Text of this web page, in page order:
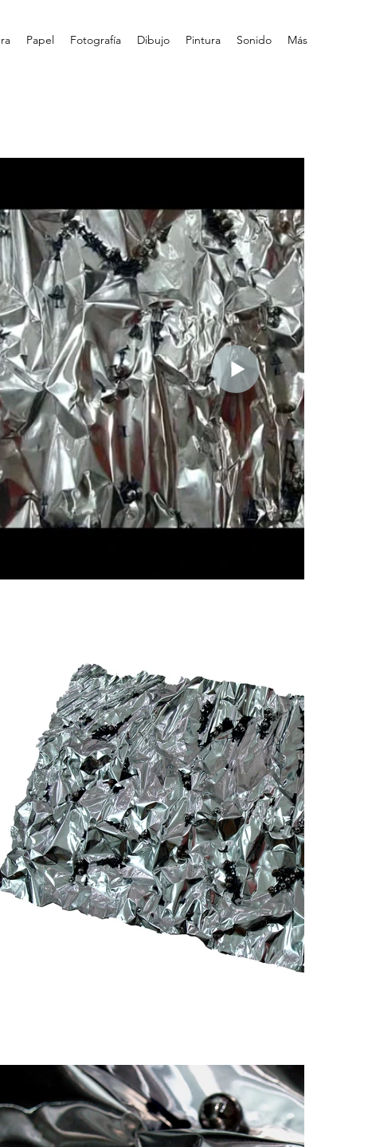
Papel Fotografía Dibujo Pintura Sonido Más